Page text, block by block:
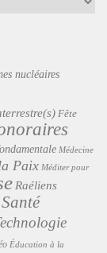
nucléaires
Fête
Médecine
Paix Méditer pour
Raéliens
Santé
Éducation à la